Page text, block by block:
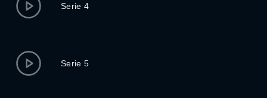
Serie 4
Serie 5